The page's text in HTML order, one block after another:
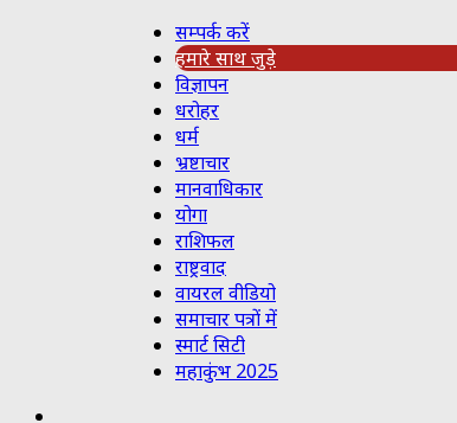
सम्पर्क करें
हमारे साथ जुड़े
विज्ञापन
धरोहर
धर्म
भ्रष्टाचार
मानवाधिकार
योगा
राशिफल
राष्ट्रवाद
वायरल वीडियो
समाचार पत्रों में
स्मार्ट सिटी
महाकुंभ 2025